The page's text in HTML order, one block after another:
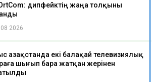
дипфейктің жаңа толқыны
2026
Қазақстанда екі балақай телевизиялық
шығып бара жатқан жерінен